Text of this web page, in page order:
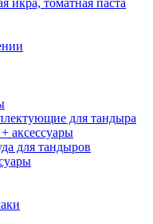
икра, томатная паста
для тандыра
аксессуары
для тандыров